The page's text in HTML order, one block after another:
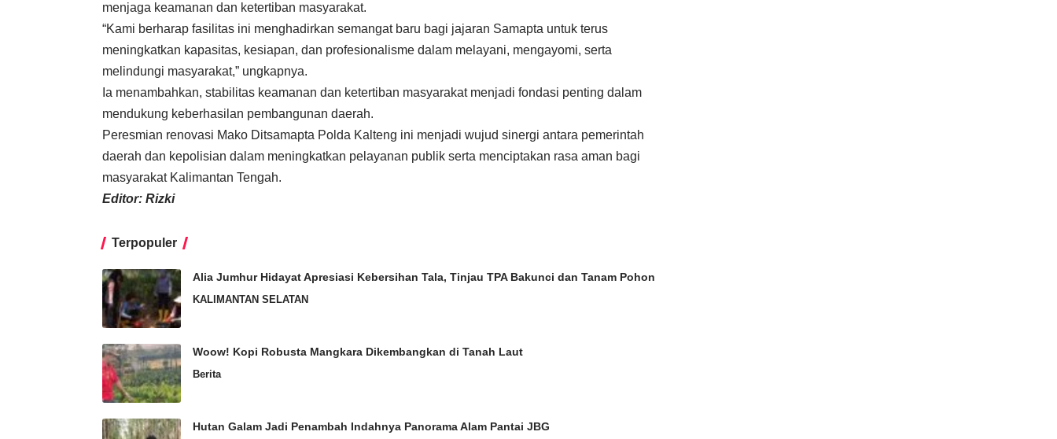
menjaga keamanan dan ketertiban masyarakat.
“Kami berharap fasilitas ini menghadirkan semangat baru bagi jajaran Samapta untuk terus
meningkatkan kapasitas, kesiapan, dan profesionalisme dalam melayani, mengayomi, serta
melindungi masyarakat,” ungkapnya.
Ia menambahkan, stabilitas keamanan dan ketertiban masyarakat menjadi fondasi penting dalam
mendukung keberhasilan pembangunan daerah.
Peresmian renovasi Mako Ditsamapta Polda Kalteng ini menjadi wujud sinergi antara pemerintah
daerah dan kepolisian dalam meningkatkan pelayanan publik serta menciptakan rasa aman bagi
masyarakat Kalimantan Tengah.
Editor: Rizki
Terpopuler
Alia Jumhur Hidayat Apresiasi Kebersihan Tala, Tinjau TPA Bakunci dan Tanam Pohon
KALIMANTAN SELATAN
Woow! Kopi Robusta Mangkara Dikembangkan di Tanah Laut
Berita
Hutan Galam Jadi Penambah Indahnya Panorama Alam Pantai JBG